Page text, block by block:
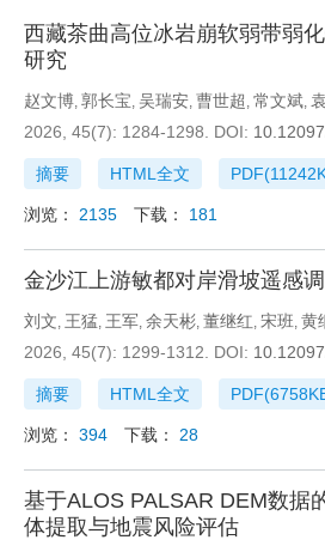
西藏茶曲高位冰岩崩软弱带弱
研究
赵文博, 郭长宝, 吴瑞安, 曹世超 , 常文斌,
2026, 45(7): 1284-1298.
DOI:
摘要 HTML全文 PDF(
浏览： 2135 下载： 181
金沙江上游敏都对岸滑坡遥感
刘文, 王猛, 王军, 余天彬, 董继红, 宋班, 黄
2026, 45(7): 1299-1312.
DOI:
摘要 HTML全文 PDF(
浏览： 394 下载： 28
基于ALOS PALSAR DEM数据
体提取与地震风险评估